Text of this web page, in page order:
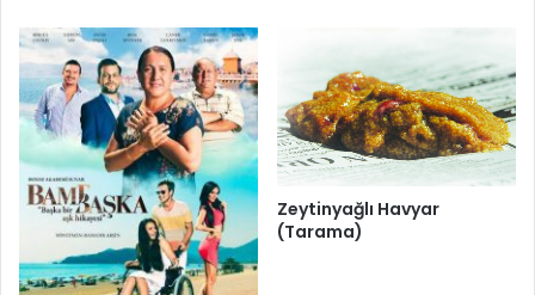
Zeytinyağlı Havyar
(Tarama)